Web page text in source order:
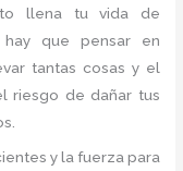
llena tu vida de
hay que pensar en
tantas cosas y el
riesgo de dañar tus
y la fuerza para